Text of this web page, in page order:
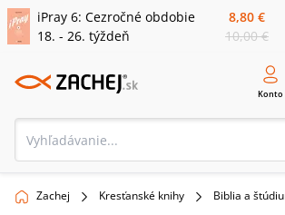
iPray 6: Cezročné obdobie
18. - 26. týždeň
8,80 €
10,00 €
Konto
Zachej Kresťanské knihy Biblia a